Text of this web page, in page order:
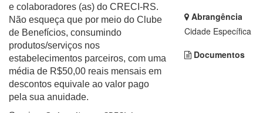
e colaboradores (as) do CRECI-RS.
Não esqueça que por meio do Clube
de Benefícios, consumindo
produtos/serviços nos
estabelecimentos parceiros, com uma
média de R$50,00 reais mensais em
descontos equivale ao valor pago
pela sua anuidade.
Abrangência
Cidade Específica
Documentos